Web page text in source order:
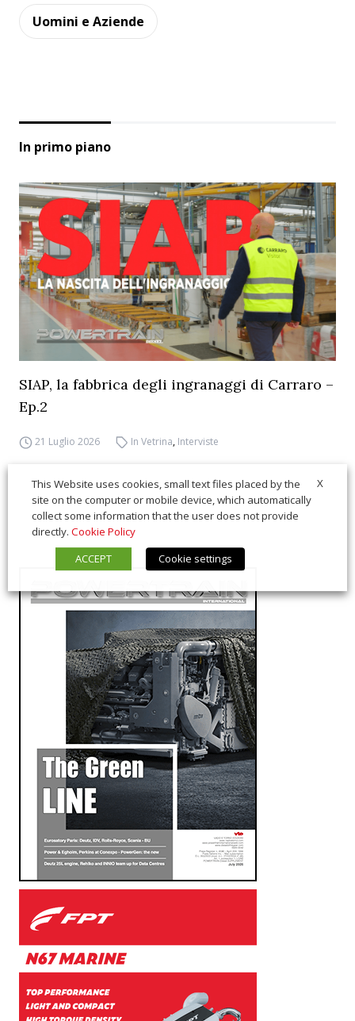
Uomini e Aziende
In primo piano
SIAP, la fabbrica degli ingranaggi di Carraro –
Ep.2
21 Luglio 2026 In Vetrina, Interviste
X
This Website uses cookies, small text files placed by the
site on the computer or mobile device, which automatically
collect some information that the user does not provide
directly. Cookie Policy
ACCEPT
Cookie settings